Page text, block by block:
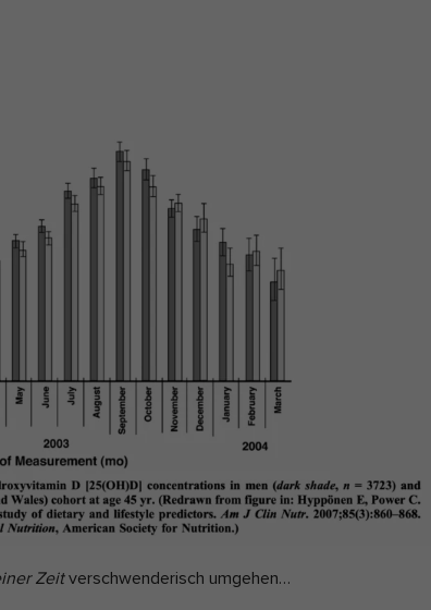
Zeitverschwenderisch umgehen…